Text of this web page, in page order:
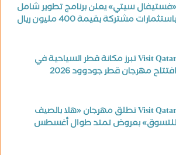
«فستيفال سيتي» يعلن برنامج تطوير شامل
باستثمارات مشتركة بقيمة 400 مليون ريال
Visit Qatar تبرز مكانة قطر السياحية في
افتتاح مهرجان قطر جودوود 2026
Visit Qatar تطلق مهرجان «هلا بالصيف
للتسوق» بعروض تمتد طوال أغسطس